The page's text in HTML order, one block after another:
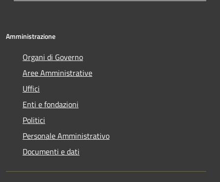
Amministrazione
Organi di Governo
Aree Amministrative
Uffici
Enti e fondazioni
Politici
Personale Amministrativo
Documenti e dati